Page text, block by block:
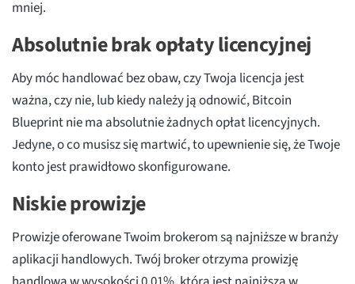
mniej.
Absolutnie brak opłaty licencyjnej
Aby móc handlować bez obaw, czy Twoja licencja jest
ważna, czy nie, lub kiedy należy ją odnowić, Bitcoin
Blueprint nie ma absolutnie żadnych opłat licencyjnych.
Jedyne, o co musisz się martwić, to upewnienie się, że Twoje
konto jest prawidłowo skonfigurowane.
Niskie prowizje
Prowizje oferowane Twoim brokerom są najniższe w branży
aplikacji handlowych. Twój broker otrzyma prowizję